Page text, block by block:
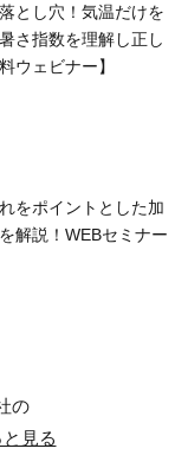
とし穴！気温だけを
さ指数を理解し正し
ウェビナー】
をポイントとした加
解説！WEBセミナー
の
と見る